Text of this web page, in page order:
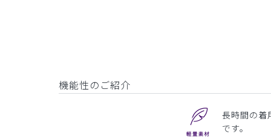
機能性のご紹介
長時間の着
です。